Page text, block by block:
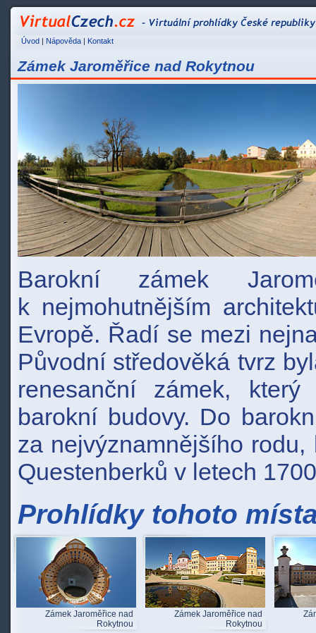
VirtualCzech.cz -
Úvod | Nápověda | Kontakt
Zámek Jaroměřice nad Rokytnou
Barokní zámek
k nejmohutnějším
Evropě. Řadí se mezi
Původní středověká tvrz
renesanční zámek,
barokní budovy. Do
za nejvýznamnějšího
Questenberků v letech
Prohlídky tohoto
Zámek Jaroměřice nad
Rokytnou
Zámek Jaroměřice nad
Rokytnou